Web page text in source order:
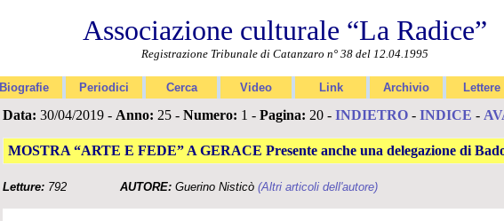
Associazione culturale “La Radice”
Registrazione Tribunale di Catanzaro n° 38 del 12.04.1995
Biografie Periodici Cerca Video Link Archivio Lettere
Data: 30/04/2019 - Anno: 25 - Numero: 1 - Pagina: 20 - INDIETRO - INDICE -
MOSTRA “ARTE E FEDE” A GERACE Presente anche una delegazione di
Letture: 792 AUTORE: Guerino Nisticò (Altri articoli dell'autore)